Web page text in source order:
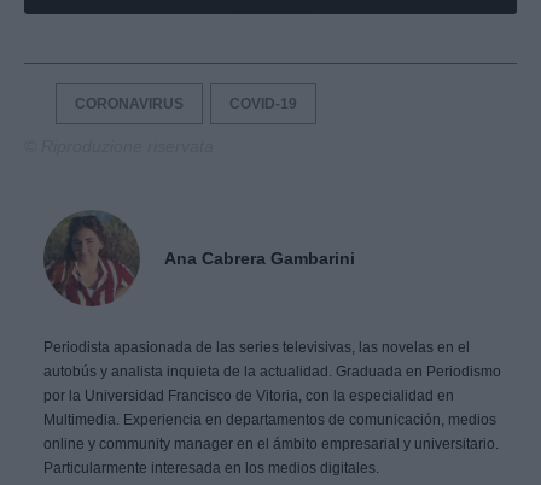
CORONAVIRUS COVID-19
Ana Cabrera Gambarini
Periodista apasionada de las series televisivas, las novelas en el
autobús y analista inquieta de la actualidad. Graduada en Periodismo
por la Universidad Francisco de Vitoria, con la especialidad en
Multimedia. Experiencia en departamentos de comunicación, medios
online y community manager en el ámbito empresarial y universitario.
Particularmente interesada en los medios digitales.